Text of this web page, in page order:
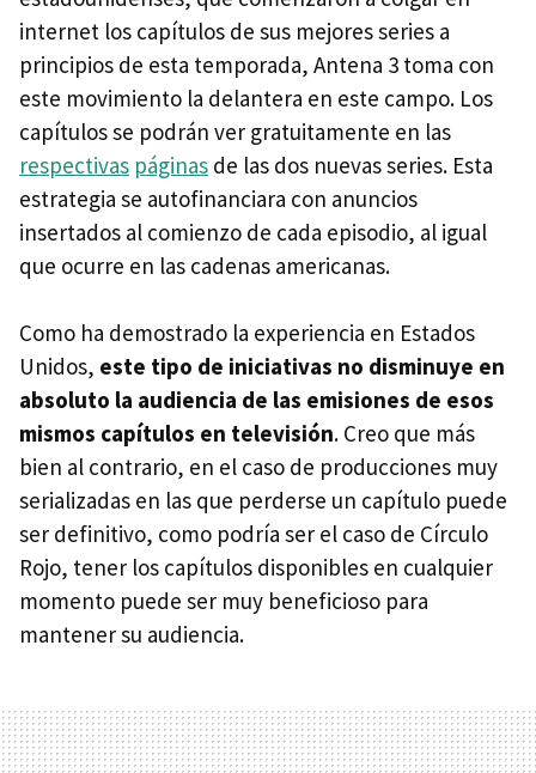
internet los capítulos de sus mejores series a
principios de esta temporada, Antena 3 toma con
este movimiento la delantera en este campo. Los
capítulos se podrán ver gratuitamente en las
respectivas páginas de las dos nuevas series. Esta
estrategia se autofinanciara con anuncios
insertados al comienzo de cada episodio, al igual
que ocurre en las cadenas americanas.
Como ha demostrado la experiencia en Estados
Unidos, este tipo de iniciativas no disminuye en
absoluto la audiencia de las emisiones de esos
mismos capítulos en televisión. Creo que más
bien al contrario, en el caso de producciones muy
serializadas en las que perderse un capítulo puede
ser definitivo, como podría ser el caso de Círculo
Rojo, tener los capítulos disponibles en cualquier
momento puede ser muy beneficioso para
mantener su audiencia.